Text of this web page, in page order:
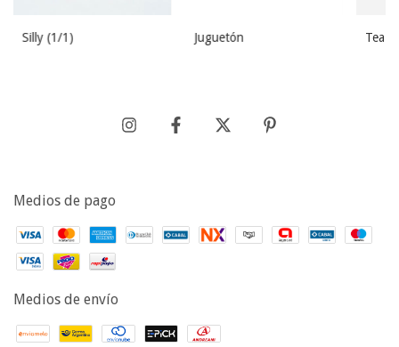
Silly (1/1) Juguetón Tea
Medios de pago
Medios de envío